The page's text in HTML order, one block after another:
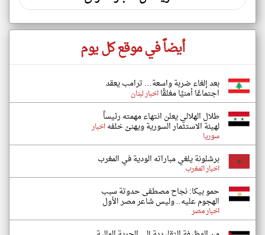
أيضاً في موقع كل يوم
بعد إلغاء ضربة واسعة… ترامب يعقد
اجتماعًا أمنيًا مغلقًااخبار لبنان
طلال الهلالي يعلن انتهاء مهمته رئيساً
لهيئة الاستثمار السورية ويهنئ خلفهاخبار
سوريا
برشلونة يلغي مباراته الودية في المغرب
اخبار المغرب
حمو بيكا: نجاح مصطفى حدوتة سبب
الهجوم عليه.. وليس شاعر مصر الأول
اخبار مصر